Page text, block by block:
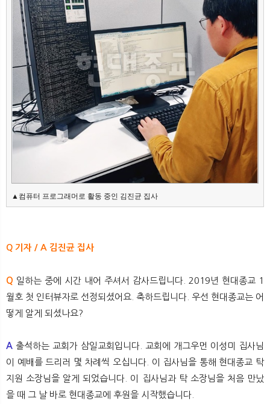
▲컴퓨터 프로그래머로 활동 중인 김진균 집사
Q 기자 / A 김진균 집사
Q 일하는 중에 시간 내어 주셔서 감사드립니다. 2019년 현대종교 1
월호 첫 인터뷰자로 선정되셨어요. 축하드립니다. 우선 현대종교는 어
떻게 알게 되셨나요?
A 출석하는 교회가 삼일교회입니다. 교회에 개그우먼 이성미 집사님
이 예배를 드리러 몇 차례씩 오십니다. 이 집사님을 통해 현대종교 탁
지원 소장님을 알게 되었습니다. 이 집사님과 탁 소장님을 처음 만났
을 때 그 날 바로 현대종교에 후원을 시작했습니다.